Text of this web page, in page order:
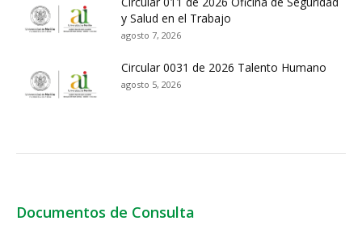
y Salud en el Trabajo
agosto 7, 2026
Circular 0031 de 2026 Talento Humano
agosto 5, 2026
Documentos de Consulta